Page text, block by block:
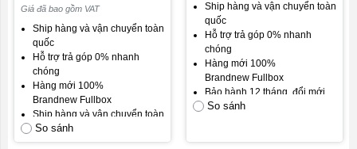
60L)
Giá đã bao gồm VAT
Ship hàng và vận chuyển toàn
quốc
Hỗ trợ trả góp 0% nhanh
chóng
Hàng mới 100%
Brandnew Fullbox
Ship hàng và vận chuyển toàn
quốc
Gói bảo hành mặc định: Bảo
So sánh
Ship hàng và vận chuyển toàn
quốc
Hỗ trợ trả góp 0% nhanh
chóng
Hàng mới 100%
Brandnew Fullbox
Bảo hành 12 tháng, đổi mới
trong 30 ngày đầu.
So sánh